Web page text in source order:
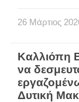
26 Μάρτιος
Καλλιόπη
να
Δυτική